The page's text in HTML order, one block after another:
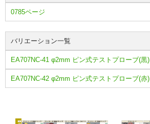
0785ページ
バリエーション一覧
EA707NC-41 φ2mm ピン式テストプローブ(黒)
EA707NC-42 φ2mm ピン式テストプローブ(赤)